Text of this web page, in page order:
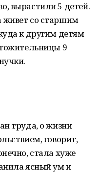
вырастили 5 детей.
живет со старшим
к другим детям
9
труда, о жизни
говорит,
стала хуже
ясный ум и